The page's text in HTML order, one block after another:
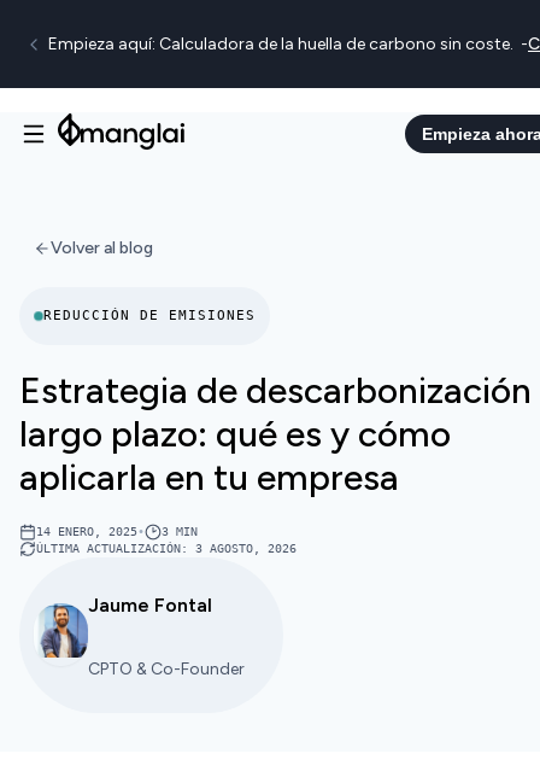
Empieza aquí: Calculadora de la huella de carbono sin coste. -
Empieza
Volver al blog
REDUCCIÓN DE EMISIONES
Estrategia de descarbonización
largo plazo: qué es y cómo
aplicarla en tu empresa
14 ENERO, 2025• 3 MIN
ÚLTIMA ACTUALIZACIÓN: 3 AGOSTO, 2026
Jaume Fontal
CPTO & Co-Founder